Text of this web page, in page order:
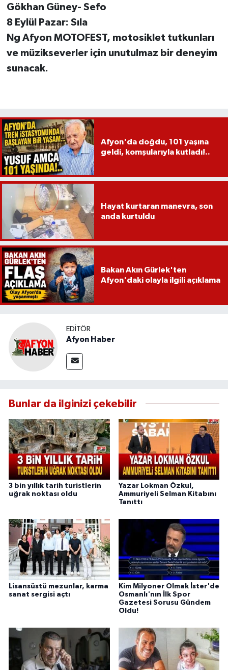
Gökhan Güney- Sefo
8 Eylül Pazar: Sıla
Ng Afyon MOTOFEST, motosiklet tutkunları
ve müzikseverler için unutulmaz bir deneyim
sunacak.
Afyon'da doğdu, 101 yaşına
geldi, komşularıyla kutladı!..
Hayat kurtaran manevra, son
anda kurtuldu
Bakan Akın Gürlek'ten
Afyon'daki olayla ilgili açıklama
EDITÖR
Afyon Haber
Bunlar da ilginizi çekebilir
3 bin yıllık tarih turistlerin
uğrak noktası oldu
Yazar Lokman Özkul,
Ammuriyeli Selman Kitabını
Tanıttı
Lisansüstü mezunlar, karma
sanat sergisi açtı
Kim Milyoner Olmak İster'de
Osmanlı'nın İlk Spor
Gazetesi Sorusu Gündem
Oldu!